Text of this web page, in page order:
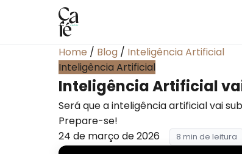
Home / Blog / Inteligência Artificial
Inteligência Artificial
Inteligência Artificial vai
Será que a inteligência artificial vai
Prepare-se!
24 de março de 2026
8 min de leitura